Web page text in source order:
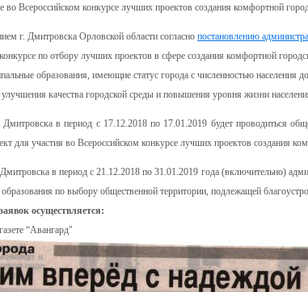
во Всероссийском конкурсе лучших проектов создания комфортной
г. Дмитровска Орловской области согласно постановлению
по отбору лучших проектов в сфере создания комфортной
образования, имеющие статус города с численностью населения
качества городской среды и повышения уровня жизни
в период с 17.12.2018 по 17.01.2019 будет проводиться
для участия во Всероссийском конкурсе лучших проектов создания
в период с 21.12.2018 по 31.01.2019 года (включительно)
по выбору общественной территории, подлежащей
осуществляется:
“Авангард"